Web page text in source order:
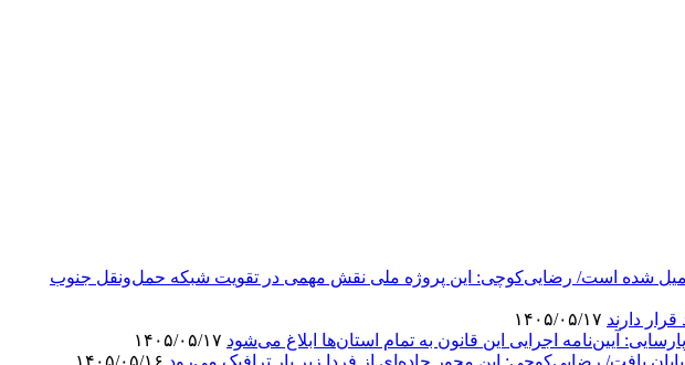
رسید/ عبدالهی: حدود ۸۰ درصد این محور بزرگراهی تکمیل شده است/ رضایی‌کوچی: این پروژه ملی نقش مهمی در تقویت شبکه حمل‌ونقل جنوب
دارند
آیین‌نامه اجرایی این قانون به تمام استان‌ها ابلاغ می‌‌شود